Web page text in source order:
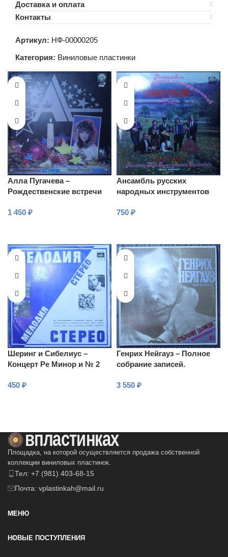
Доставка и оплата
Контакты
Артикул: НФ-00000205
Категория: Виниловые пластинки
Алла Пугачева –
Рождественские встречи
1 450 ₽
Ансамбль русских
народных инструментов
г.Петрозаводск – Зуденков
750 ₽
Шеринг и Сибелиус –
Концерт Ре Минор и № 2
450 ₽
Генрих Нейгауз – Полное
собрание записей.
3 550 ₽
Площадка, на которой осуществляется продажа собственной
коллекции виниловых пластинок.
Тел: +7 (981) 403-68-15
Почта: vplastinkah@mail.ru
МЕНЮ
НОВЫЕ ПОСТУПЛЕНИЯ